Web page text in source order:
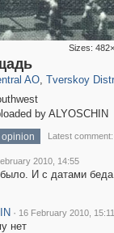
Sizes:
AO
5,916
, Tverskoy
53,055
by ALYOSCHIN
Latest
2010, 14:55
И с датами
· 16 February 2010, 15:11
нет